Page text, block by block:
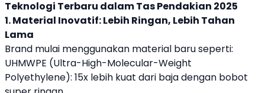
Teknologi Terbaru dalam Tas Pendakian 2025
1. Material Inovatif: Lebih Ringan, Lebih Tahan
Lama
Brand mulai menggunakan material baru seperti:
UHMWPE (Ultra-High-Molecular-Weight
Polyethylene): 15x lebih kuat dari baja dengan bobot